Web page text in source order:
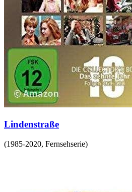
Lindenstraße
(1985-2020, Fernsehserie)